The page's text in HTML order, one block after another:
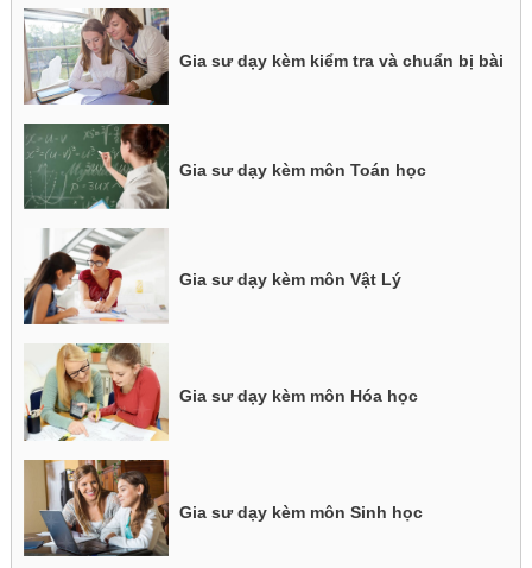
Gia sư dạy kèm kiểm tra và chuẩn bị bài
Gia sư dạy kèm môn Toán học
Gia sư dạy kèm môn Vật Lý
Gia sư dạy kèm môn Hóa học
Gia sư dạy kèm môn Sinh học